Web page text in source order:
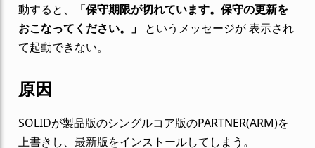
動すると、
「保守期限が切れています。保守の更新を
おこなってください。」
というメッセージが 表示され
て起動できない。
原因
SOLIDが製品版のシングルコア版のPARTNER(ARM)を
上書きし、最新版をインストールしてしまう。